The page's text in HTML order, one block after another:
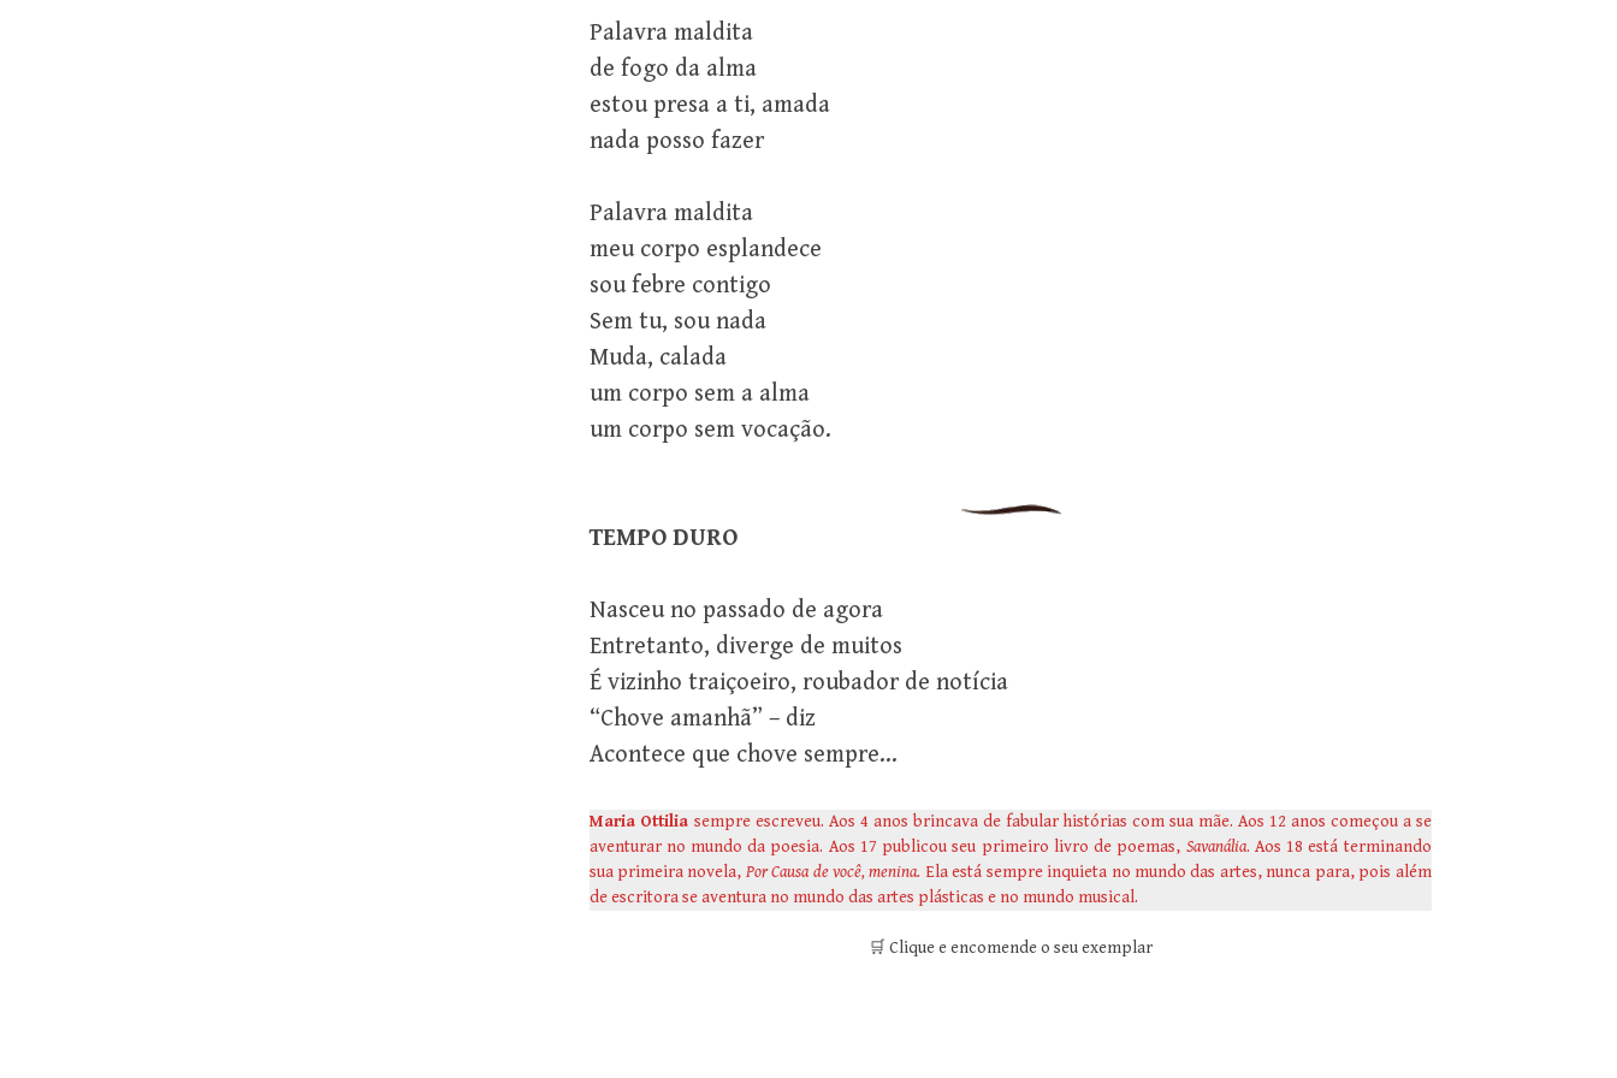
Palavra maldita
de fogo da alma
estou presa a ti, amada
nada posso fazer
Palavra maldita
meu corpo esplandece
sou febre contigo
Sem tu, sou nada
Muda, calada
um corpo sem a alma
um corpo sem vocação.
TEMPO DURO
Nasceu no passado de agora
Entretanto, diverge de muitos
É vizinho traiçoeiro, roubador de notícia
“Chove amanhã” – diz
Acontece que chove sempre…
Maria Ottiliasempre escreveu. Aos 4 anos brincava de fabular histórias com sua mãe. Aos 12 anos começou a se
aventurar no mundo da poesia. Aos 17 publicou seu primeiro livro de poemas, Savanália. Aos 18 está terminando
sua primeira novela, Por Causa de você, menina. Ela está sempre inquieta no mundo das artes, nunca para, pois além
de escritora se aventura no mundo das artes plásticas e no mundo musical.
🛒 Clique e encomende o seu exemplar